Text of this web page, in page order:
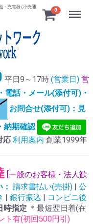
・充電器 (小売通
0 Menu
平日9～17時 (営業日) 営
電話・メール(添付可)・
お問合せ(添付可)：見
納期確認
応 利用案内 創業1999年
[一般のお客様・法人歓
請求書払い(売掛) | 公
| 銀行振込 | コンビニ後
時指定 ＊最短翌日着(在
ト有(初回500円引)